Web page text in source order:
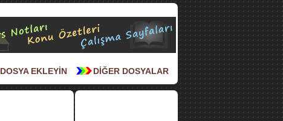
DİĞER DOSYALAR
DOSYA EKLEYİN